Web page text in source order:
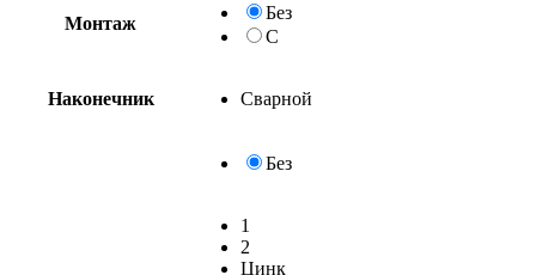
Монтаж
Без
С
Наконечник Сварной
Без
1
2
Цинк